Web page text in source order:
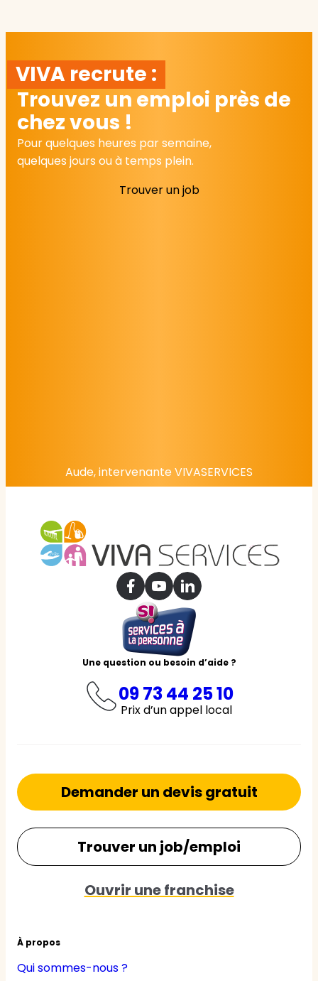
VIVA recrute :
Trouvez un emploi près de
chez vous !
Pour quelques heures par semaine,
quelques jours ou à temps plein.
Trouver un job
Aude, intervenante VIVASERVICES
Une question ou besoin d’aide ?
09 73 44 25 10
Prix d’un appel local
À propos
Qui sommes-nous ?
Demander un devis gratuit
Trouver un job/emploi
Ouvrir une franchise